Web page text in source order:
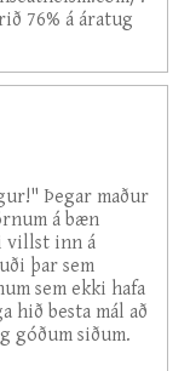
76% á áratug
Þegar maður
á bæn
villst inn á
þar sem
sem ekki hafa
hið besta mál að
góðum siðum.